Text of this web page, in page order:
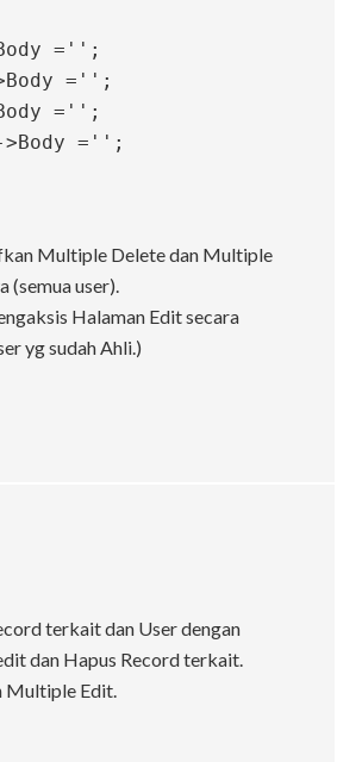
Multiple Delete dan Multiple
(semua user).
Halaman Edit secara
yg sudah Ahli.)
terkait dan User dengan
dan Hapus Record terkait.
Multiple Edit.